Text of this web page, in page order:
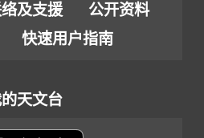
及支援
公开资料
快速用户指南
天文台